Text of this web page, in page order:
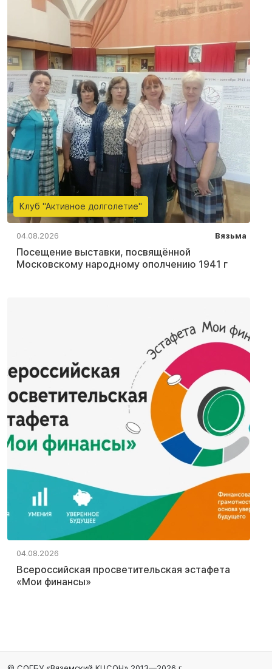
Клуб "Активное долголетие"
04.08.2026 Вязьма
Посещение выставки, посвящённой
Московскому народному ополчению 1941 г
04.08.2026
Всероссийская просветительская эстафета
«Мои финансы»